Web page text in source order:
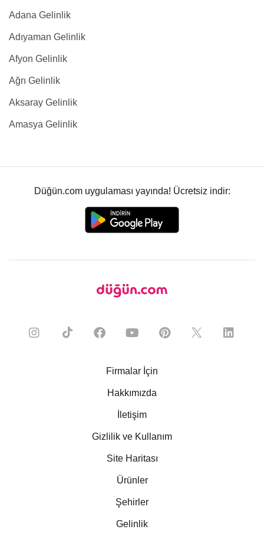
Adana Gelinlik
Adıyaman Gelinlik
Afyon Gelinlik
Ağrı Gelinlik
Aksaray Gelinlik
Amasya Gelinlik
Düğün.com uygulaması yayında! Ücretsiz indir:
Firmalar İçin
Hakkımızda
İletişim
Gizlilik ve Kullanım
Site Haritası
Ürünler
Şehirler
Gelinlik